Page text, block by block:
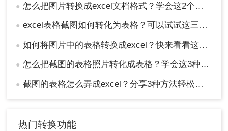
● 怎么把图片转换成excel文档格式？学会这2个方法就够了！
● excel表格截图如何转化为表格？可以试试这三个方法！
● 如何将图片中的表格转换成excel？快来看看这三个方法！
● 怎么把截图的表格照片转化成表格？学会这3种方法轻松提取！
● 截图的表格怎么弄成excel？分享3种方法轻松提取！
热门转换功能